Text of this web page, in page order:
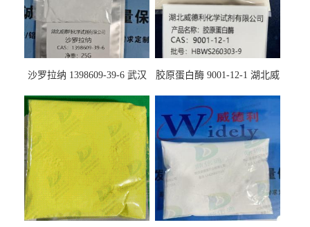
沙罗拉纳 1398609-39-6 武汉
胶原蛋白酶 9001-12-1 湖北威